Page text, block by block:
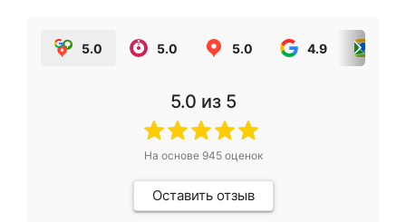
5.0 5.0 5.0 4.9
5.0 из 5
На основе 945оценок
Оставить отзыв